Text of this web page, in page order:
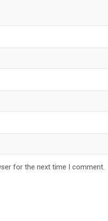
for the next time I comment.